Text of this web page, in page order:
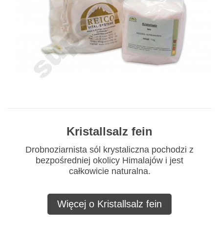
Kristallsalz fein
Drobnoziarnista sól krystaliczna pochodzi z
bezpośredniej okolicy Himalajów i jest
całkowicie naturalna.
Więcej o Kristallsalz fein